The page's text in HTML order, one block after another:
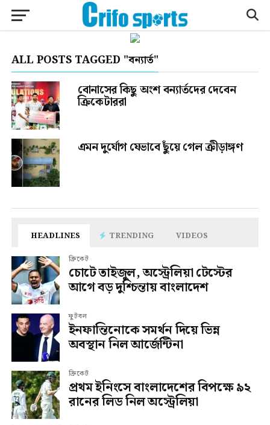
ALL POSTS TAGGED "বন্যার্ত"
বোনাসের কিছু অংশ বন্যার্তদের দেবেন
ক্রিকেটাররা
এমন দুর্যোগ যেভাবে ছুঁয়ে গেল ক্রীড়াঙ্গণ
HEADLINES TRENDING VIDEOS
ক্রিকেট
চোটে তাইজুল, অস্ট্রেলিয়া টেস্টের
আগে বড় দুশ্চিন্তায় বাংলাদেশ
ফুটবল
ইনফান্তিনোকে সমর্থন দিয়ে ভিন্ন
অবস্থান নিল আর্জেন্টিনা
ক্রিকেট
প্রথম ইনিংসে বাংলাদেশের বিপক্ষে ৯২
রানের লিড নিল অস্ট্রেলিয়া